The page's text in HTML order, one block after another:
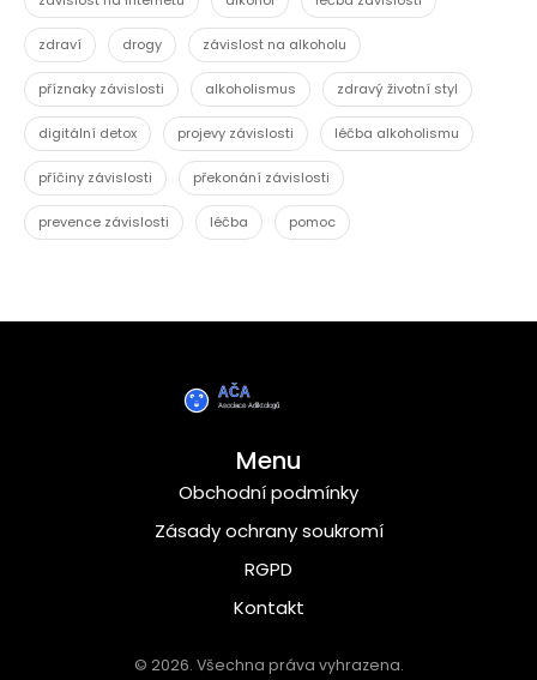
zdraví drogy závislost na alkoholu
příznaky závislosti alkoholismus zdravý životní styl
digitální detox projevy závislosti léčba alkoholismu
příčiny závislosti překonání závislosti
prevence závislosti léčba pomoc
Menu
Obchodní podmínky
Zásady ochrany soukromí
RGPD
Kontakt
© 2026. Všechna práva vyhrazena.